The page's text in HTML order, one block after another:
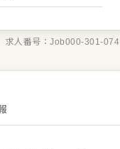
う！
求人番号：Job000-301-074